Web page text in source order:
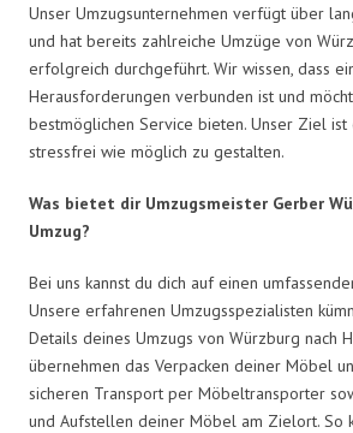
Unser Umzugsunternehmen verfügt über
und hat bereits zahlreiche Umzüge von
erfolgreich durchgeführt. Wir wissen, dass
Herausforderungen verbunden ist und
bestmöglichen Service bieten. Unser Ziel ist
stressfrei wie möglich zu gestalten.
Was bietet dir Umzugsmeister Gerber
Umzug?
Bei uns kannst du dich auf einen
Unsere erfahrenen Umzugsspezialisten
Details deines Umzugs von Würzburg nach
übernehmen das Verpacken deiner Möbel
sicheren Transport per Möbeltransporter
und Aufstellen deiner Möbel am Zielort. So